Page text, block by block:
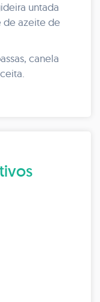
untada
de azeite de
canela